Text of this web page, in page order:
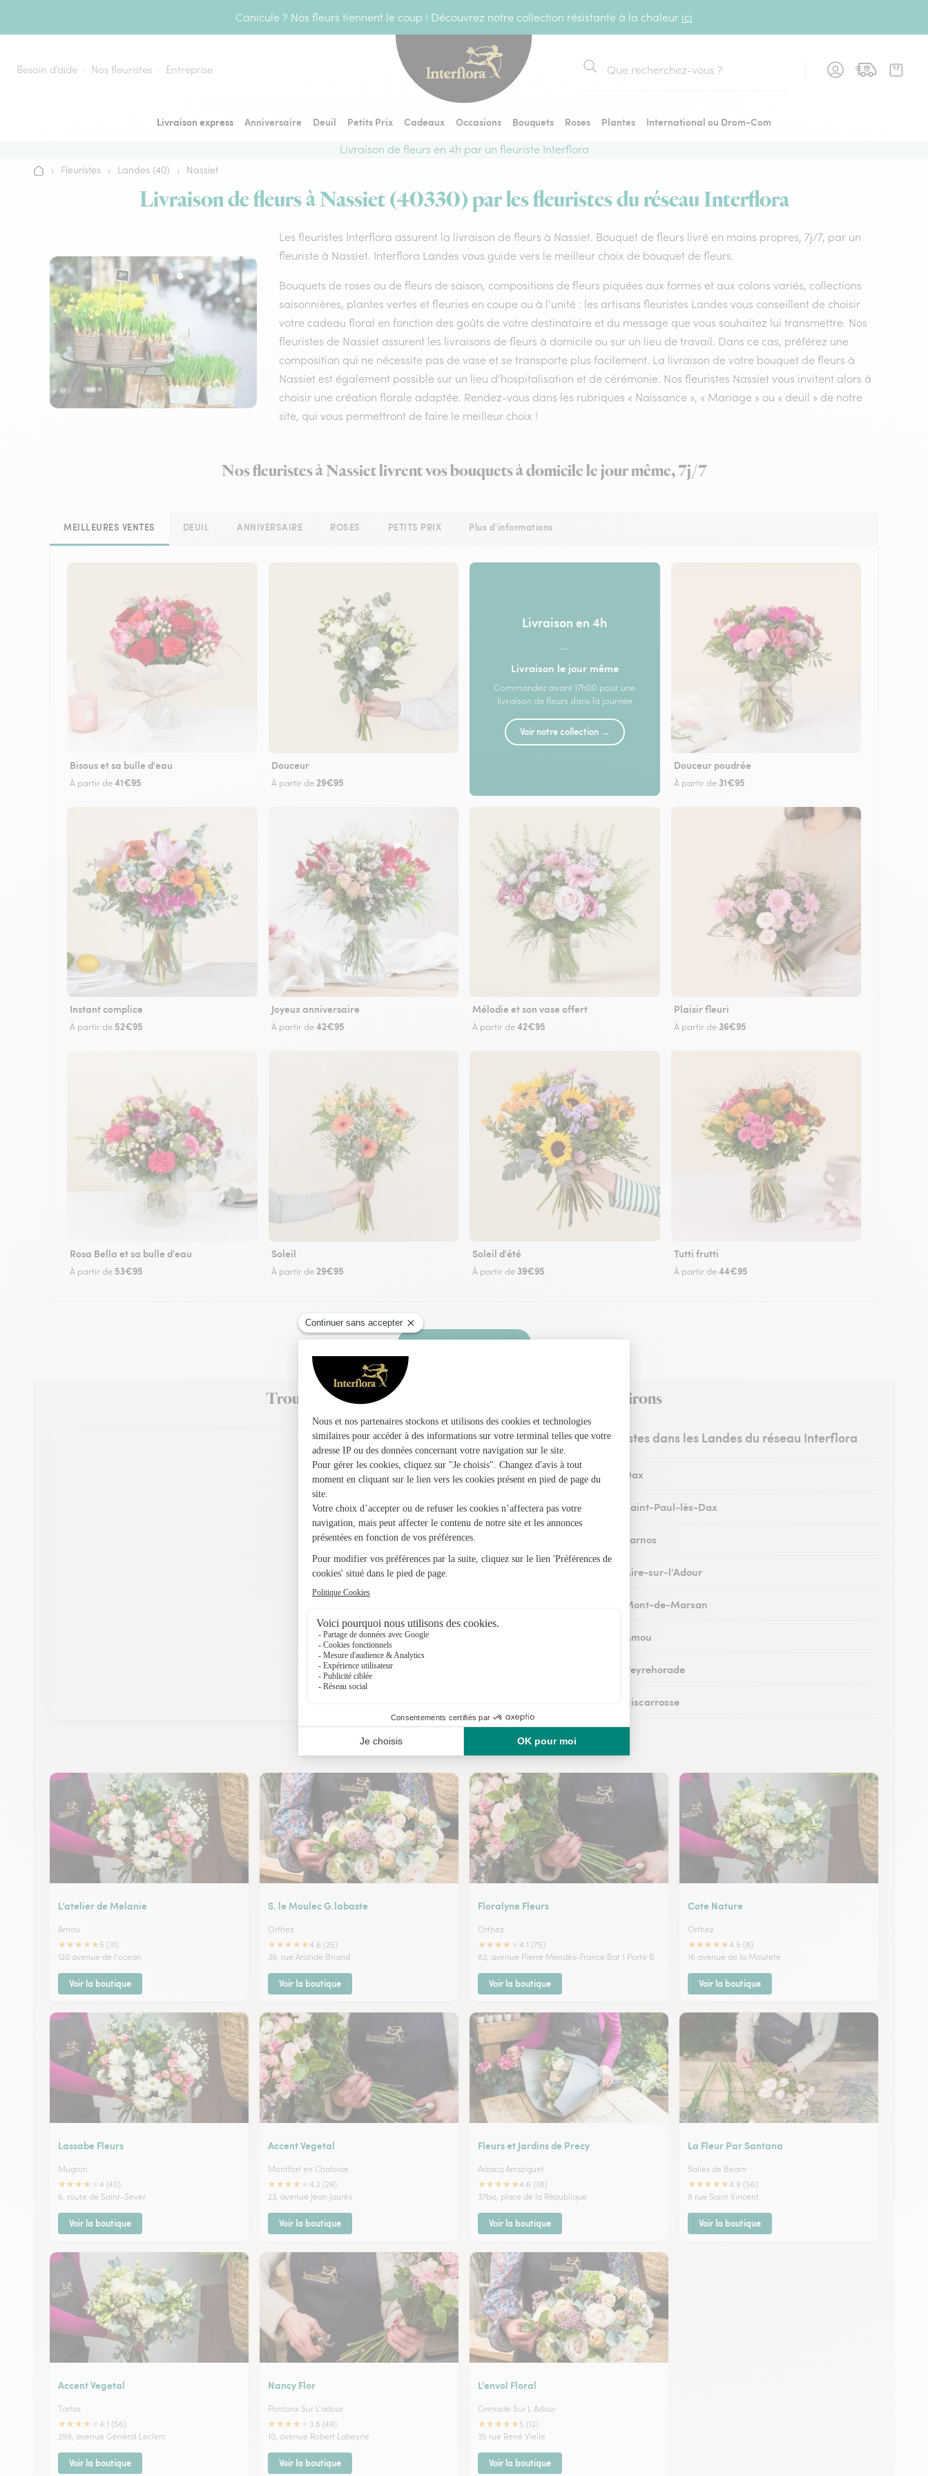
Canicule ? Nos fleurs tiennent le coup ! Découvrez notre collection résistante à la chaleur ici
Besoin d’aide Nos fleuristes Entreprise
Rechercher
Livraison express Anniversaire Deuil Petits Prix Cadeaux Occasions Bouquets Roses Plantes
International ou Drom-Com
Livraison de fleurs en 4h par un fleuriste Interflora
Accueil
› Fleuristes › Landes (40) › Nassiet
Livraison de fleurs à Nassiet (40330) par les fleuristes du réseau Interflora
Les fleuristes Interflora assurent la livraison de fleurs à Nassiet. Bouquet de fleurs livré en mains propres, 7j/7, par un
fleuriste à Nassiet. Interflora Landes vous guide vers le meilleur choix de bouquet de fleurs.
Bouquets de roses ou de fleurs de saison, compositions de fleurs piquées aux formes et aux coloris variés, collections
saisonnières, plantes vertes et fleuries en coupe ou à l’unité : les artisans fleuristes Landes vous conseillent de choisir
votre cadeau floral en fonction des goûts de votre destinataire et du message que vous souhaitez lui transmettre. Nos
fleuristes de Nassiet assurent les livraisons de fleurs à domicile ou sur un lieu de travail. Dans ce cas, préférez une
composition qui ne nécessite pas de vase et se transporte plus facilement. La livraison de votre bouquet de fleurs à
Nassiet est également possible sur un lieu d’hospitalisation et de cérémonie. Nos fleuristes Nassiet vous invitent alors à
choisir une création florale adaptée. Rendez-vous dans les rubriques « Naissance », « Mariage » ou « deuil » de notre
site, qui vous permettront de faire le meilleur choix !
Nos fleuristes à Nassiet livrent vos bouquets à domicile le jour même, 7j/7
MEILLEURES VENTES DEUIL ANNIVERSAIRE ROSES PETITS PRIX Plus d'informations
Bisous et sa bulle d'eau
À partir de41€95
Douceur
À partir de 29€95
Livraison en 4h
—
Livraison le jour même
Commandez avant 17h00 pour une
livraison de fleurs dans la journée
Voir notre collection →
Douceur poudrée
À partir de 31€95
Instant complice
À partir de 52€95
Joyeux anniversaire
À partir de42€95
Mélodie et son vase offert
À partir de42€95
Plaisir fleuri
À partir de 36€95
Rosa Bella et sa bulle d'eau
À partir de 53€95
Soleil
À partir de 29€95
Soleil d'été
À partir de 39€95
Tutti frutti
À partir de44€95
Faire livrer des fleurs
Trouvez un fleuriste Interflora à Nassiet et dans ses environs
Les fleuristes dans les Landes du réseau Interflora
Fleuristes à Dax
Fleuristes à Saint-Paul-lès-Dax
Fleuristes à Tarnos
Fleuristes à Aire-sur-l’Adour
Fleuristes à Mont-de-Marsan
Fleuristes à Amou
Fleuristes à Peyrehorade
Fleuristes à Biscarrosse
Nos fleuristes à Nassiet
L’atelier de Melanie
Amou
★★★★★ 5 (31)
120 avenue de l'ocean
Voir la boutique
S. le Moulec G.labaste
Orthez
★★★★★4.6 (25)
39, rue Aristide Briand
Voir la boutique
Floralyne Fleurs
Orthez
★★★★
4.1 (75)
82, avenue Pierre Mendès-France Bat 1 Porte B
Voir la boutique
Cote Nature
Orthez
★★★★★4.5 (8)
16 avenue de la Moutete
Voir la boutique
Lassabe Fleurs
Mugron
★★★★
4 (40)
6, route de Saint-Sever
Voir la boutique
Accent Vegetal
Montfort en Chalosse
★★★★
4.2 (29)
23, avenue Jean Jaurès
Voir la boutique
Fleurs et Jardins de Precy
Arzacq Arraziguet
★★★★★4.6 (38)
37bis, place de la République
Voir la boutique
La Fleur Par Santana
Salies de Bearn
★★★★★4.9 (56)
8 rue Saint Vincent
Voir la boutique
Accent Vegetal
Tartas
★★★★
4.1 (56)
299, avenue Général Leclerc
Voir la boutique
Nancy Flor
Pontonx Sur L'adour
★★★★
3.6 (49)
10, avenue Robert Labeyrie
Voir la boutique
L’envol Floral
Grenade Sur L Adour
★★★★★ 5 (12)
35 rue René Vielle
Voir la boutique